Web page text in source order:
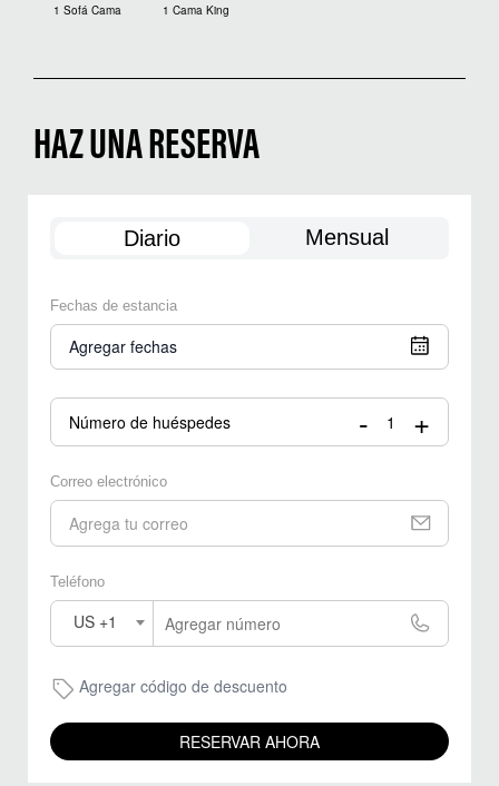
1 Sofá Cama 1 Cama King
HAZ UNA RESERVA
Diario Mensual
Fechas de estancia
Agregar fechas
Número de huéspedes - +
Correo electrónico
Teléfono
US +1
Agregar código de descuento
RESERVAR AHORA